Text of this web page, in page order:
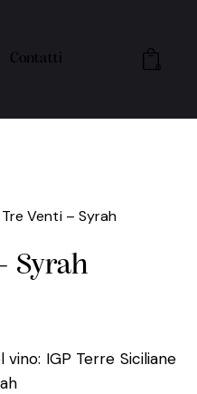
Contatti
0
Tre Venti – Syrah
Syrah
vino: IGP Terre Siciliane